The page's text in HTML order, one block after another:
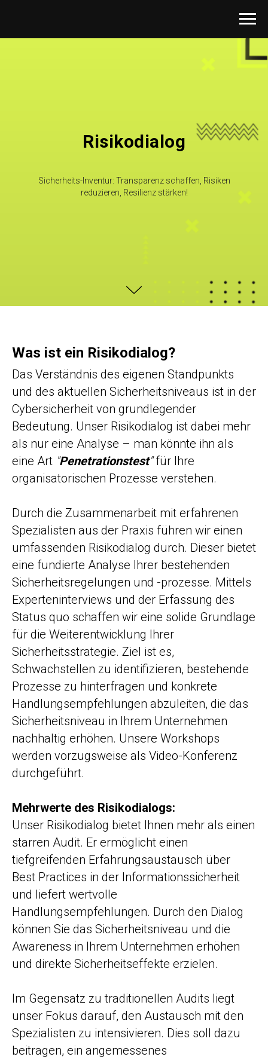
Risikodialog
Sicherheits-Inventur: Transparenz schaffen, Risiken
reduzieren, Resilienz stärken!
Was ist ein Risikodialog?
Das Verständnis des eigenen Standpunkts
und des aktuellen Sicherheitsniveaus ist in der
Cybersicherheit von grundlegender
Bedeutung. Unser Risikodialog ist dabei mehr
als nur eine Analyse – man könnte ihn als
eine Art "Penetrationstest"für Ihre
organisatorischen Prozesse verstehen.
Durch die Zusammenarbeit mit erfahrenen
Spezialisten aus der Praxis führen wir einen
umfassenden Risikodialog durch. Dieser bietet
eine fundierte Analyse Ihrer bestehenden
Sicherheitsregelungen und -prozesse. Mittels
Experteninterviews und der Erfassung des
Status quo schaffen wir eine solide Grundlage
für die Weiterentwicklung Ihrer
Sicherheitsstrategie. Ziel ist es,
Schwachstellen zu identifizieren, bestehende
Prozesse zu hinterfragen und konkrete
Handlungsempfehlungen abzuleiten, die das
Sicherheitsniveau in Ihrem Unternehmen
nachhaltig erhöhen. Unsere Workshops
werden vorzugsweise als Video-Konferenz
durchgeführt.
Mehrwerte des Risikodialogs:
Unser Risikodialog bietet Ihnen mehr als einen
starren Audit. Er ermöglicht einen
tiefgreifenden Erfahrungsaustausch über
Best Practices in der Informationssicherheit
und liefert wertvolle
Handlungsempfehlungen. Durch den Dialog
können Sie das Sicherheitsniveau und die
Awareness in Ihrem Unternehmen erhöhen
und direkte Sicherheitseffekte erzielen.
Im Gegensatz zu traditionellen Audits liegt
unser Fokus darauf, den Austausch mit den
Spezialisten zu intensivieren. Dies soll dazu
beitragen, ein angemessenes